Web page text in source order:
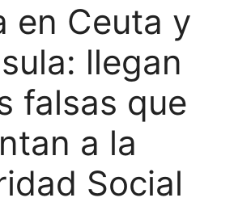
en Ceuta y
llegan
falsas que
a la
Social